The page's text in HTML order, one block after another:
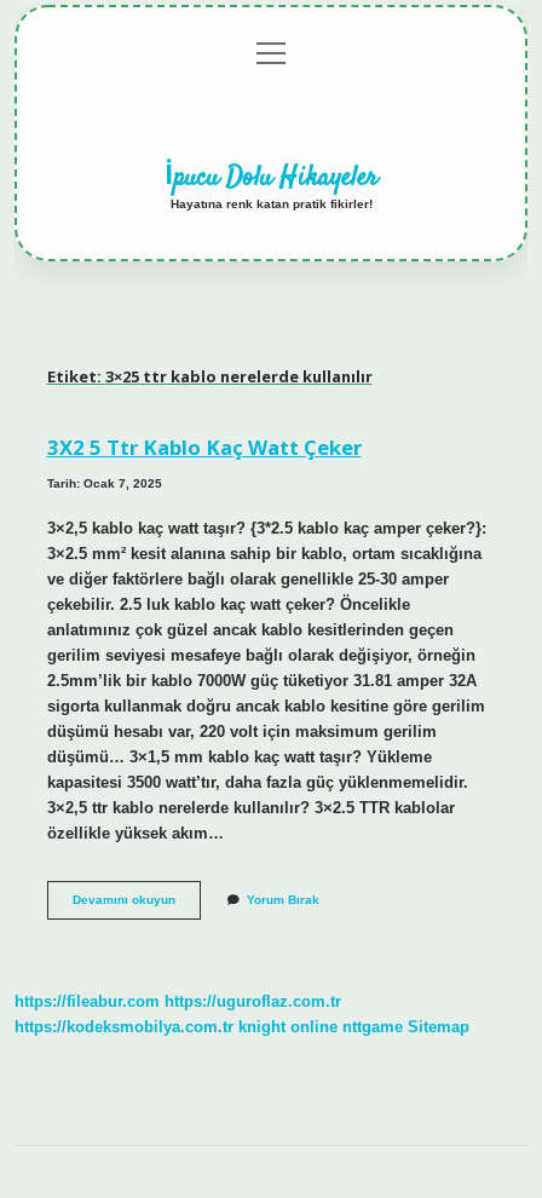
menüyü
aç
İpucu Dolu Hikayeler
Hayatına renk katan pratik fikirler!
Etiket: 3×25 ttr kablo nerelerde kullanılır
3X2 5 Ttr Kablo Kaç Watt Çeker
Tarih: Ocak 7, 2025
3×2,5 kablo kaç watt taşır? {3*2.5 kablo kaç amper çeker?}:
3×2.5 mm² kesit alanına sahip bir kablo, ortam sıcaklığına
ve diğer faktörlere bağlı olarak genellikle 25-30 amper
çekebilir. 2.5 luk kablo kaç watt çeker? Öncelikle
anlatımınız çok güzel ancak kablo kesitlerinden geçen
gerilim seviyesi mesafeye bağlı olarak değişiyor, örneğin
2.5mm’lik bir kablo 7000W güç tüketiyor 31.81 amper 32A
sigorta kullanmak doğru ancak kablo kesitine göre gerilim
düşümü hesabı var, 220 volt için maksimum gerilim
düşümü… 3×1,5 mm kablo kaç watt taşır? Yükleme
kapasitesi 3500 watt’tır, daha fazla güç yüklenmemelidir.
3×2,5 ttr kablo nerelerde kullanılır? 3×2.5 TTR kablolar
özellikle yüksek akım…
Devamını okuyun3X2
Çeker
Yorum Bırak
https://fileabur.com https://uguroflaz.com.tr
https://kodeksmobilya.com.tr knight online nttgame Sitemap